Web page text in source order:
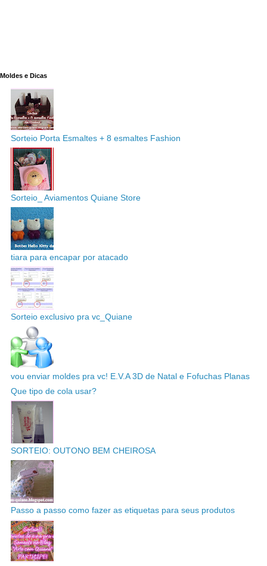
Moldes e Dicas
Sorteio Porta Esmaltes + 8 esmaltes Fashion
Sorteio_ Aviamentos Quiane Store
tiara para encapar por atacado
Sorteio exclusivo pra vc_Quiane
vou enviar moldes pra vc! E.V.A 3D de Natal e Fofuchas Planas
Que tipo de cola usar?
SORTEIO: OUTONO BEM CHEIROSA
Passo a passo como fazer as etiquetas para seus produtos